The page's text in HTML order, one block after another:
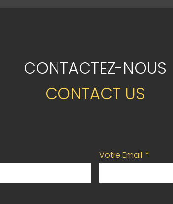
CONTACTEZ-NOUS
CONTACT US
Votre Email